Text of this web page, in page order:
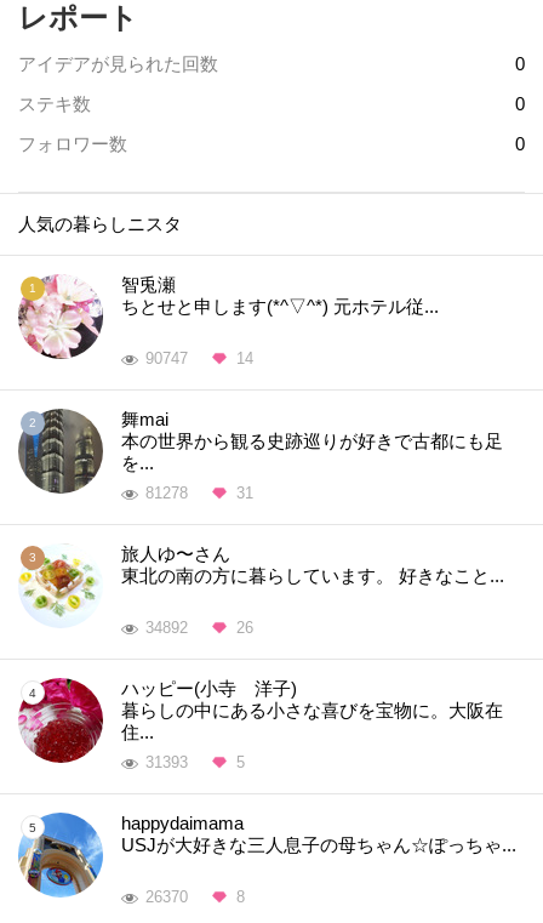
レポート
アイデアが見られた回数
0
ステキ数
0
フォロワー数
0
人気の暮らしニスタ
智兎瀬
ちとせと申します(*^▽^*) 元ホテル従...
90747 14
舞mai
本の世界から観る史跡巡りが好きで古都にも足
を...
81278 31
旅人ゆ〜さん
東北の南の方に暮らしています。 好きなこと...
34892 26
ハッピー(小寺 洋子)
暮らしの中にある小さな喜びを宝物に。大阪在
住...
31393 5
happydaimama
USJが大好きな三人息子の母ちゃん☆ぽっちゃ...
26370 8